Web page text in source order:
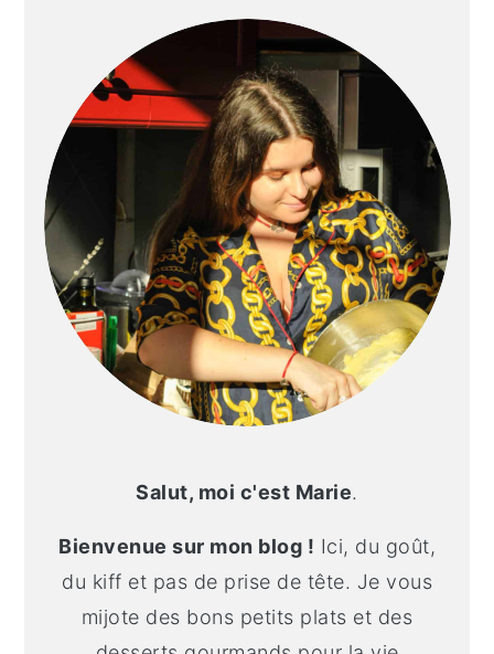
LATÉRALE
PRINCIPALE
Salut, moi c'est Marie.
Bienvenue sur mon blog ! Ici, du goût,
du kiff et pas de prise de tête. Je vous
mijote des bons petits plats et des